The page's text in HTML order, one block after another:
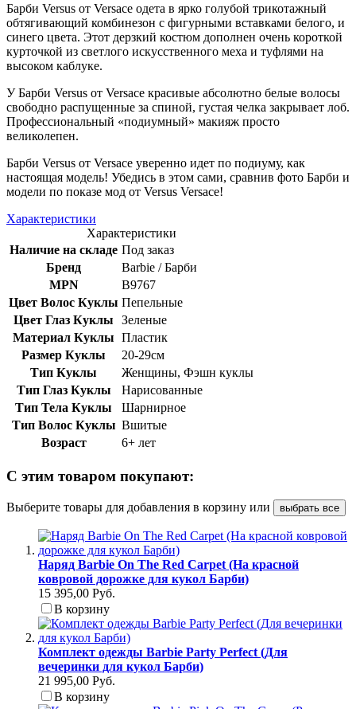
Барби Versus от Versace одета в ярко голубой трикотажный
обтягивающий комбинезон с фигурными вставками белого, и
синего цвета. Этот дерзкий костюм дополнен очень короткой
курточкой из светлого искусственного меха и туфлями на
высоком каблуке.
У Барби Versus от Versace красивые абсолютно белые волосы
свободно распущенные за спиной, густая челка закрывает лоб.
Профессиональный «подиумный» макияж просто
великолепен.
Барби Versus от Versace уверенно идет по подиуму, как
настоящая модель! Убедись в этом сами, сравнив фото Барби и
модели по показе мод от Versus Versace!
Характеристики
Характеристики
Наличие на складе Под заказ
Бренд
Barbie / Барби
MPN
B9767
Цвет Волос Куклы Пепельные
Цвет Глаз Куклы
Зеленые
Материал Куклы Пластик
Размер Куклы
20-29см
Тип Куклы
Женщины, Фэшн куклы
Тип Глаз Куклы
Нарисованные
Тип Тела Куклы
Шарнирное
Тип Волос Куклы Вшитые
Возраст
6+ лет
С этим товаром покупают:
Выберите товары для добавления в корзину или выбрать все
Наряд Barbie On The Red Carpet (На красной
ковровой дорожке для кукол Барби)
15 395,00 Руб.
В корзину
Комплект одежды Barbie Party Perfect (Для
вечеринки для кукол Барби)
21 995,00 Руб.
В корзину